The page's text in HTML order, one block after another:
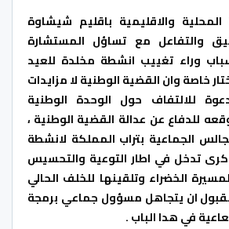
والاقليمية باقليم شيشاوة
والتفاعل مع تساؤل المستشارة
وراء تغييب انشطة مخلدة للعيد
خاصة وان القضية الوطنية لا مزايدات
للالتفاف حول الوحدة الوطنية
للدفاع عن عدالة القضية الوطنية ،
الجماعية بتراب المملكة لانشطة
تدخل في اطار التوعية والتحسيس
الخضراء وتلقينها للخلف الحالي
ان يتجاهل مسؤول جماعي برمجة
في هدا الباب .